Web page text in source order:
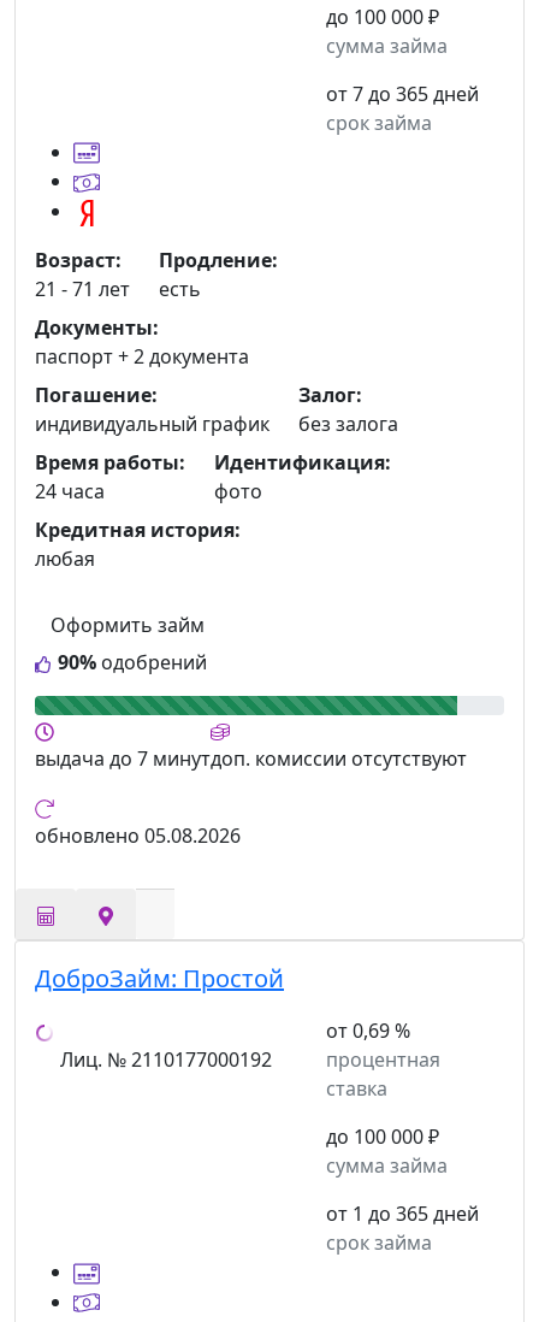
до 100 000 ₽
сумма займа
от 7 до 365 дней
срок займа
90% одобрений
Оформить займ
Возраст:
21 - 71 лет
Продление:
есть
Документы:
паспорт +2 документа
Погашение:
индивидуальный график
Залог:
без залога
Время работы:
24 часа
Идентификация:
фото
Кредитная история:
любая
выдача до 7 минутдоп. комиссии отсутствуют
обновлено 05.08.2026
ДоброЗайм: Простой
Лиц. № 2110177000192
от 0,69 %
процентная
ставка
до 100 000 ₽
сумма займа
от 1 до 365 дней
срок займа